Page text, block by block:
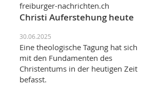
freiburger-nachrichten.ch
Christi Auferstehung heute
30.06.2025
Eine theologische Tagung hat sich
mit den Fundamenten des
Christentums in der heutigen Zeit
befasst.